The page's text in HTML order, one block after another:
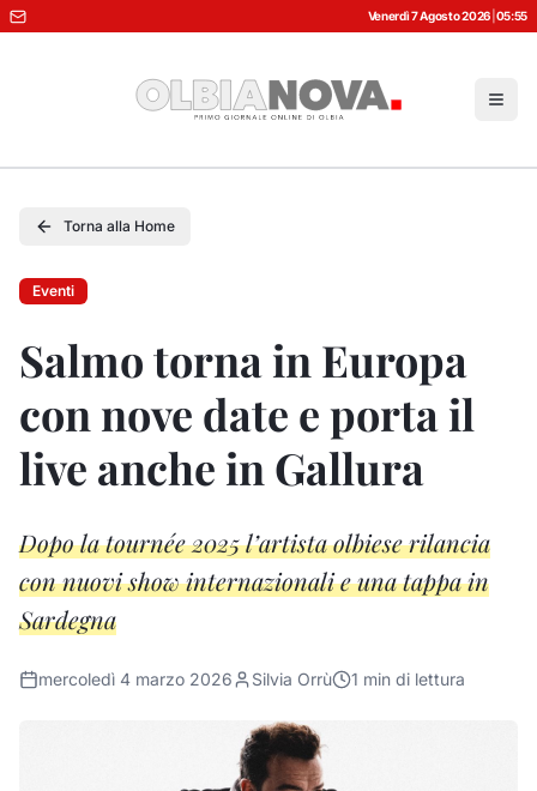
Venerdì 7 Agosto 2026 05:55
Torna alla Home
Eventi
Salmo torna in Europa
con nove date e porta il
live anche in Gallura
Dopo la tournée 2025 l’artista olbiese rilancia
con nuovi show internazionali e una tappa in
Sardegna
mercoledì 4 marzo 2026 Silvia Orrù 1 min di lettura